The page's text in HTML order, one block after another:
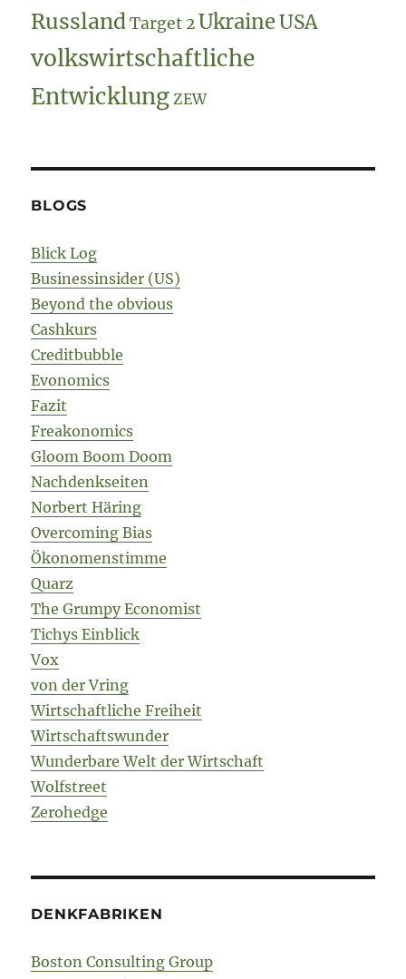
Russland Target 2 Ukraine USA
volkswirtschaftliche
Entwicklung ZEW
BLOGS
Blick Log
Businessinsider (US)
Beyond the obvious
Cashkurs
Creditbubble
Evonomics
Fazit
Freakonomics
Gloom Boom Doom
Nachdenkseiten
Norbert Häring
Overcoming Bias
Ökonomenstimme
Quarz
The Grumpy Economist
Tichys Einblick
Vox
von der Vring
Wirtschaftliche Freiheit
Wirtschaftswunder
Wunderbare Welt der Wirtschaft
Wolfstreet
Zerohedge
DENKFABRIKEN
Boston Consulting Group